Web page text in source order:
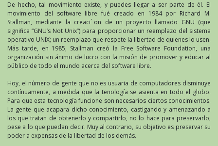
De hecho, tal movimiento existe, y puedes llegar a ser parte de él. El
movimiento del software libre fué creado en 1984 por Richard M.
Stallman, mediante la creaci ́on de un proyecto llamado GNU (que
significa “GNU’s Not Unix”) para proporcionar un reemplazo del sistema
operativo UNIX; un reemplazo que respete la libertad de quienes lo usen.
Más tarde, en 1985, Stallman creó la Free Software Foundation, una
organización sin ánimo de lucro con la misión de promover y educar al
público de todo el mundo acerca del software libre.
Hoy, el número de gente que no es usuaria de computadores disminuye
contínuamente, a medida que la tenología se asienta en todo el globo.
Para que esta tecnología funcione son necesarios ciertos conocimientos.
La gente que acapara dicho conocimiento, castigando y amenazando a
los que tratan de obtenerlo y compartirlo, no lo hace para preservarlo,
pese a lo que puedan decir. Muy al contrario, su objetivo es preservar su
poder a expensas de la libertad de los demás.